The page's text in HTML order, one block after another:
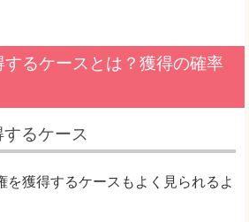
るケースとは？獲得の確率
るケース
を獲得するケースもよく見られるよ